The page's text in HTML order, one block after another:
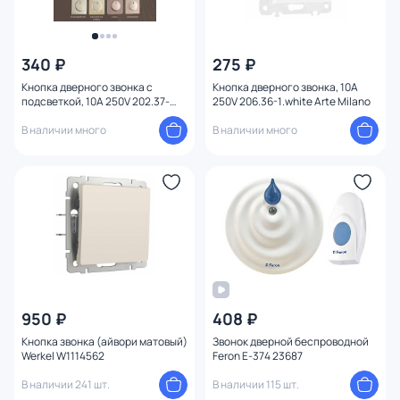
340 ₽
Кнопка дверного звонка с
подсветкой, 10A 250V 202.37-
В наличии много
275 ₽
Кнопка дверного звонка, 10A
250V 206.36-1.white Arte Milano
В наличии много
950 ₽
Кнопка звонка (айвори матовый)
Werkel W1114562
В наличии 241 шт.
408 ₽
Звонок дверной беспроводной
Feron E-374 23687
В наличии 115 шт.